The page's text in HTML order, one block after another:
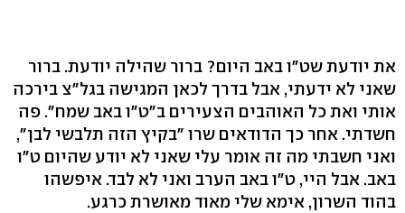
את יודעת שט"ו באב היום? ברור שהילה יודעת. ברור
שאני לא ידעתי, אבל בדרך לכאן המגישה בגל"צ בירכה
אותי ואת כל האוהבים הצעירים ב"ט"ו באב שמח". פה
חשדתי. אחר כך הדודאים שרו "בקיץ הזה תלבשי לבן",
ואני חשבתי מה זה אומר עלי שאני לא יודע שהיום ט"ו
באב. אבל היי, ט"ו באב הערב ואני לא לבד. איפשהו
בהוד השרון, אימא שלי מאוד מאושרת כרגע.